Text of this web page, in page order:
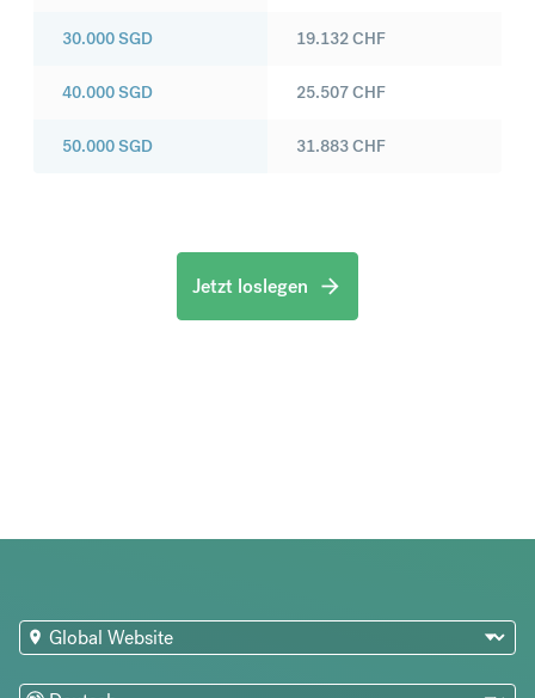
30.000SGD
40.000SGD
50.000SGD
19.132CHF
25.507CHF
31.883CHF
Jetzt loslegen